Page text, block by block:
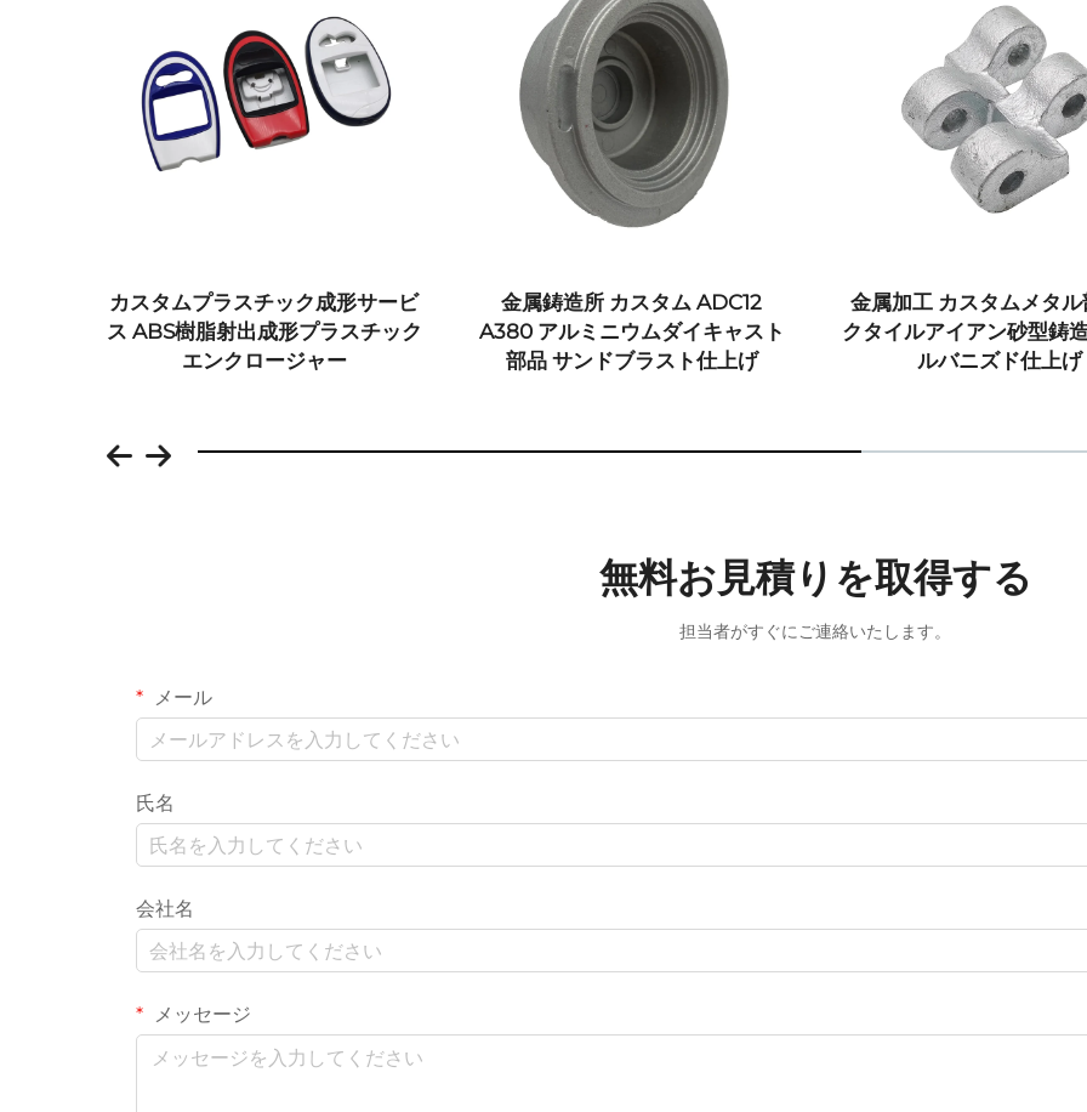
カスタムプラスチック成形サービ
ス ABS樹脂射出成形プラスチック
エンクロージャー
金属鋳造所 カスタム ADC12
A380 アルミニウムダイキャスト
部品 サンドブラスト仕上げ
金属加工 カスタムメタル部品
クタイルアイアン砂型鋳造部
ルバニズド仕上げ
無料お見積りを取得する
担当者がすぐにご連絡いたします。
メール
氏名
会社名
メッセージ